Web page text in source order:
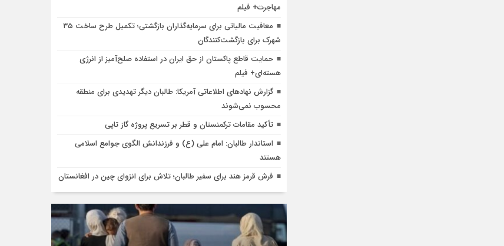
مهاجرت+ فیلم
معافیت مالیاتی برای سرمایه‌گذاران بازگشتی؛ تکمیل طرح ساخت ۳۵
شهرک برای بازگشت‌کنندگان
حمایت قاطع پاکستان از حق ایران در استفاده صلح‌آمیز از انرژی
هسته‌ای+ فیلم
گزارش نهادهای اطلاعاتی آمریکا: طالبان دیگر تهدیدی برای منطقه
محسوب نمی‌شوند
تأکید مقامات ترکمنستان و قطر بر تسریع پروژه گاز تاپی
استاندار طالبان: امام علی (ع) و فرزندانش الگوی جوامع اسلامی
هستند
فرش قرمز هند برای سفیر طالبان؛ تلاش برای انزوای چین در افغانستان